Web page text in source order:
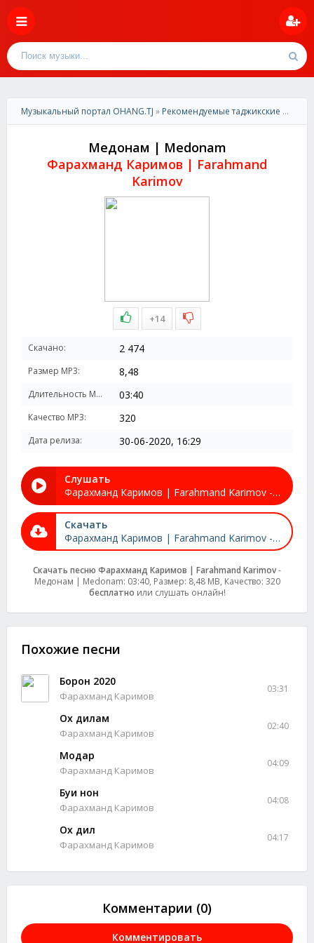
Музыкальный портал OHANG.TJ » Рекомендуемые таджикские песни
Медонам | Medonam
Фарахманд Каримов | Farahmand
Karimov
+14
Скачано: 2 474
Размер MP3: 8,48
Длительность MP3: 03:40
Качество MP3: 320
Дата релиза: 30-06-2020, 16:29
Слушать
Фарахманд Каримов | Farahmand Karimov - Медонам | Medonam
Скачать
Фарахманд Каримов | Farahmand Karimov - Медонам | Medonam
Скачать песню Фарахманд Каримов | Farahmand Karimov-
Медонам | Medonam: 03:40, Размер: 8,48 MB, Качество: 320
бесплатно или слушать онлайн!
Похожие песни
Борон 2020
Фарахманд Каримов
03:31
Ох дилам
Фарахманд Каримов
02:40
Модар
Фарахманд Каримов
04:09
Буи нон
Фарахманд Каримов
04:08
Ох дил
Фарахманд Каримов
04:17
Комментарии (0)
Комментировать